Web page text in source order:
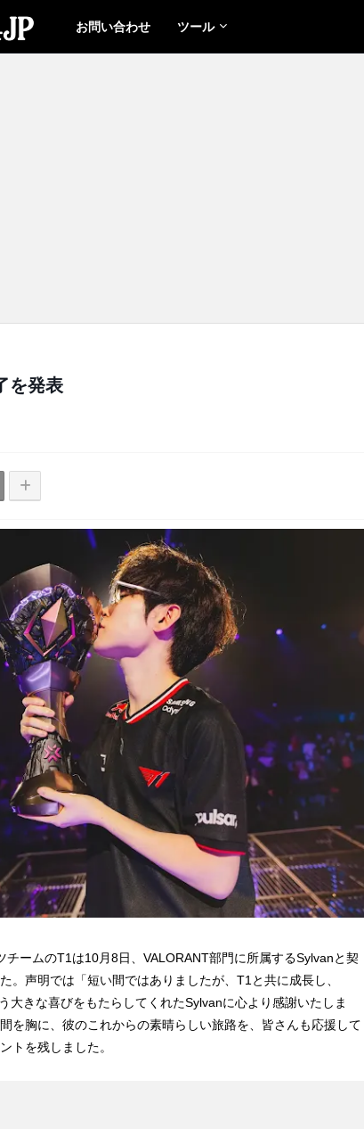
お問い合わせ ツール
を発表
チームのT1は10月8日、VALORANT部門に所属するSylvanと契
。声明では「短い間ではありましたが、T1と共に成長し、
大きな喜びをもたらしてくれたSylvanに心より感謝いたしま
を胸に、彼のこれからの素晴らしい旅路を、皆さんも応援して
トを残しました。